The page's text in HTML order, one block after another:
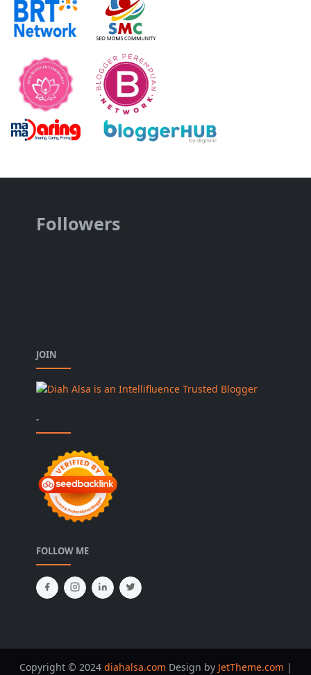
Followers
JOIN
-
FOLLOW ME
Copyright © 2024 diahalsa.com Design by JetTheme.com |